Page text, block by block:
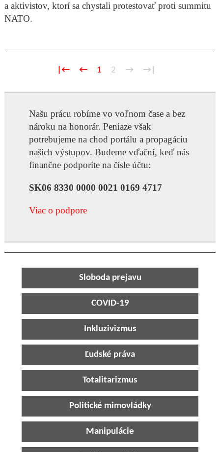
a aktivistov, ktorí sa chystali protestovať proti summitu
NATO.
|← ← 1 2 → →|
Našu prácu robíme vo voľnom čase a bez
nároku na honorár. Peniaze však
potrebujeme na chod portálu a propagáciu
našich výstupov. Budeme vďační, keď nás
finančne podporíte na čísle účtu:
SK06 8330 0000 0021 0169 4717
Viac o podpore
Sloboda prejavu
COVID-19
Inkluzivizmus
Ľudské práva
Totalitarizmus
Politické mimovládky
Manipulácie